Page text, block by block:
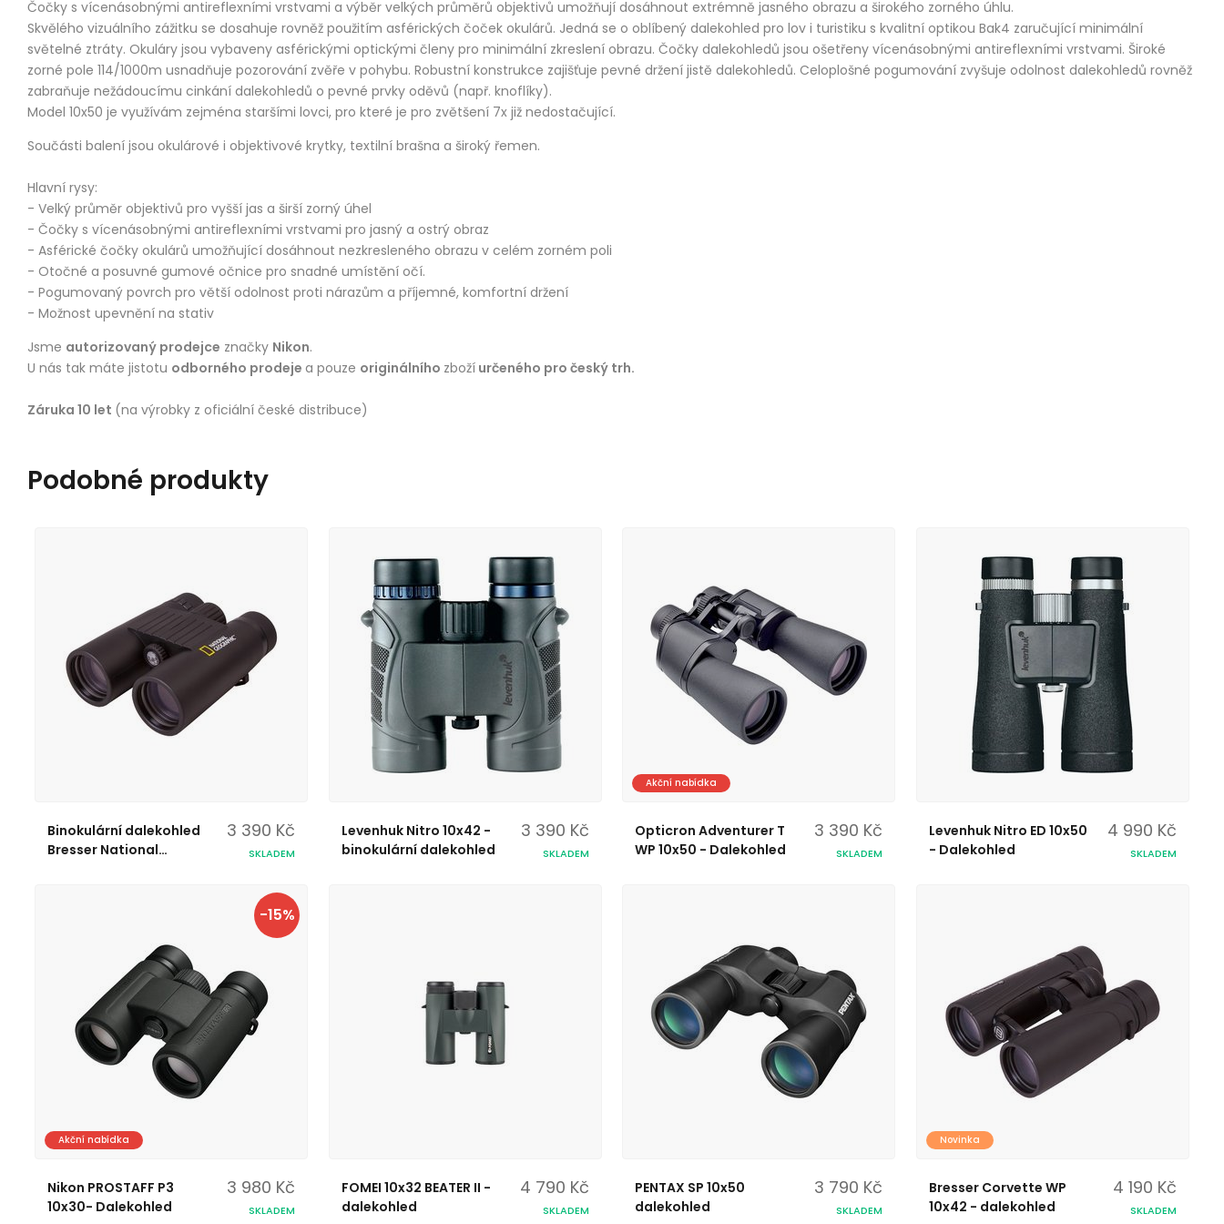
Čočky s vícenásobnými antireflexními vrstvami a výběr velkých průměrů objektivů umožňují dosáhnout extrémně jasného obrazu a širokého zorného úhlu.
Skvělého vizuálního zážitku se dosahuje rovněž použitím asférických čoček okulárů. Jedná se o oblíbený dalekohled pro lov i turistiku s kvalitní optikou Bak4 zaručující minimální
světelné ztráty. Okuláry jsou vybaveny asférickými optickými členy pro minimální zkreslení obrazu. Čočky dalekohledů jsou ošetřeny vícenásobnými antireflexními vrstvami. Široké
zorné pole 114/1000m usnadňuje pozorování zvěře v pohybu. Robustní konstrukce zajišťuje pevné držení jistě dalekohledů. Celoplošné pogumování zvyšuje odolnost dalekohledů rovněž
zabraňuje nežádoucímu cinkání dalekohledů o pevné prvky oděvů (např. knoflíky).
Model 10x50 je využívám zejména staršími lovci, pro které je pro zvětšení 7x již nedostačující.
Součásti balení jsou okulárové i objektivové krytky, textilní brašna a široký řemen.
Hlavní rysy:
- Velký průměr objektivů pro vyšší jas a širší zorný úhel
- Čočky s vícenásobnými antireflexními vrstvami pro jasný a ostrý obraz
- Asférické čočky okulárů umožňující dosáhnout nezkresleného obrazu v celém zorném poli
- Otočné a posuvné gumové očnice pro snadné umístění očí.
- Pogumovaný povrch pro větší odolnost proti nárazům a příjemné, komfortní držení
- Možnost upevnění na stativ
Jsme autorizovaný prodejce značky Nikon.
U nás tak máte jistotu odborného prodeje a pouze originálního zboží určeného pro český trh.
Záruka 10 let (na výrobky z oficiální české distribuce)
Podobné produkty
Binokulární dalekohled
Bresser National
3 390 Kč
SKLADEM
Levenhuk Nitro 10x42 -
binokulární dalekohled
3 390 Kč
SKLADEM
Akční nabídka
Opticron Adventurer T
WP 10x50 - Dalekohled
3 390 Kč
SKLADEM
Levenhuk Nitro ED 10x50
- Dalekohled
4 990 Kč
SKLADEM
-15%
Akční nabídka
Nikon PROSTAFF P3
10x30- Dalekohled
3 980 Kč
SKLADEM
FOMEI 10x32 BEATER II -
dalekohled
4 790 Kč
SKLADEM
PENTAX SP 10x50
dalekohled
3 790 Kč
SKLADEM
Novinka
Bresser Corvette WP
10x42 - dalekohled
4 190 Kč
SKLADEM